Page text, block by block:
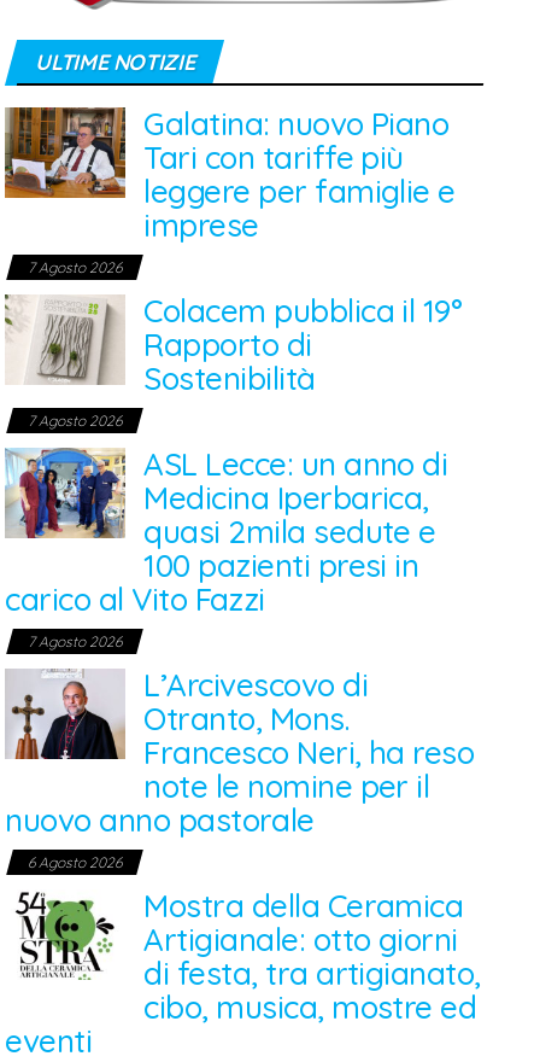
ULTIME NOTIZIE
Galatina: nuovo Piano
Tari con tariffe più
leggere per famiglie e
imprese
7 Agosto 2026
Colacem pubblica il 19°
Rapporto di
Sostenibilità
7 Agosto 2026
ASL Lecce: un anno di
Medicina Iperbarica,
quasi 2mila sedute e
100 pazienti presi in
carico al Vito Fazzi
7 Agosto 2026
L’Arcivescovo di
Otranto, Mons.
Francesco Neri, ha reso
note le nomine per il
nuovo anno pastorale
6 Agosto 2026
Mostra della Ceramica
Artigianale: otto giorni
di festa, tra artigianato,
cibo, musica, mostre ed
eventi